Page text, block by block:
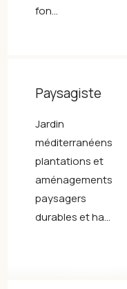
fon...
Paysagiste
Jardin
méditerranéens
plantations et
aménagements
paysagers
durables et ha...